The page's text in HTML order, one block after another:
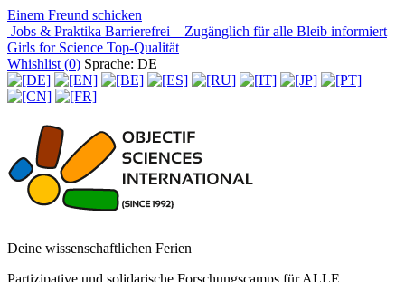
Einem Freund schicken
Jobs & Praktika Barrierefrei – Zugänglich für alle Bleib informiert
Girls for Science Top-Qualität
Whishlist (0) Sprache: DE
Deine wissenschaftlichen Ferien
Partizipative und solidarische Forschungscamps für ALLE